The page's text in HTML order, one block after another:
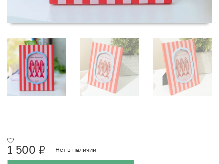
1 500 ₽ Нет в наличии